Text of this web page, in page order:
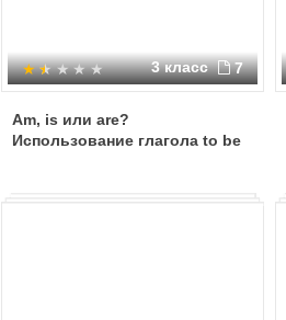
P: Today is the 9th of December
3 класс 7
Am, is или are?
Использование глагола to be